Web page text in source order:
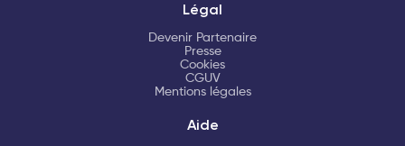
Légal
Devenir Partenaire
Presse
Cookies
CGUV
Mentions légales
Aide